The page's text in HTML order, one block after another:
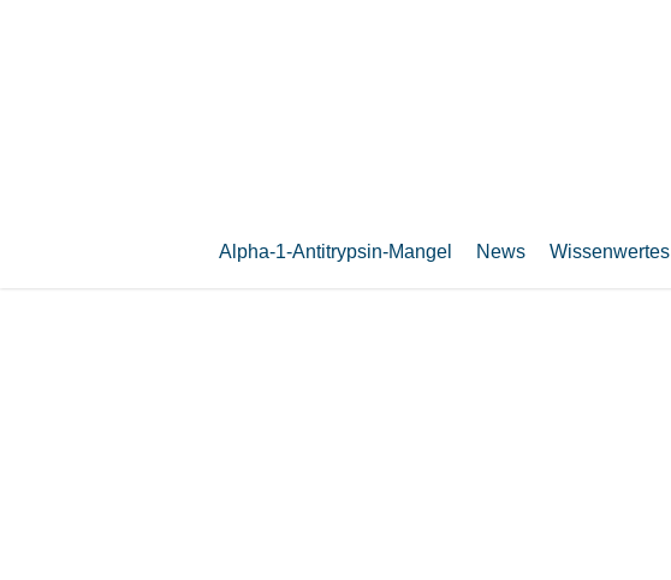
Alpha-1-Antitrypsin-Mangel News Wissenwertes